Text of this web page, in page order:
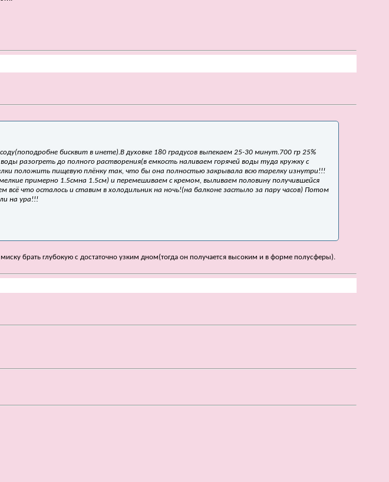
бисквит в инете).В духовке 180 градусов выпекаем 25-30 минут.700 гр 25%
разогреть до полного растворения(в емкость наливаем горячей воды туда кружку с
положить пищевую плёнку так, что бы она полностью закрывала всю тарелку изнутри!!!
примерно 1.5смна 1.5см) и перемешиваем с кремом, выливаем половину получившейся
что осталось и ставим в холодильник на ночь!(на балконе застыло за пару часов) Потом
на ура!!!
брать глубокую с достаточно узким дном(тогда он получается высоким и в форме полусферы).